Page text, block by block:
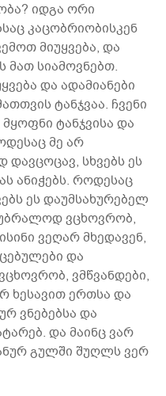
იდგა ორი
კაცობრიობისკენ
მიუყვება, და
მათ სიამოვნებთ.
და ადამიანები
ტანჯვაა. ჩვენი
ტანჯვისა და
მე არ
სხვებს ეს
ანიჭებს. როდესაც
ეს დაუმსახურებელ
უბრალოდ ვცხოვრობ,
ვეღარ მხედავენ,
და
ვმწვანდები,
ხესავით ერთსა და
ვნებებსა და
და მაინც ვარ
გულში შუღლს ვერ